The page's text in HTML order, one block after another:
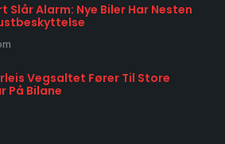
Slår Alarm: Nye Biler Har Nesten
Vegsaltet Fører Til Store
På Bilane